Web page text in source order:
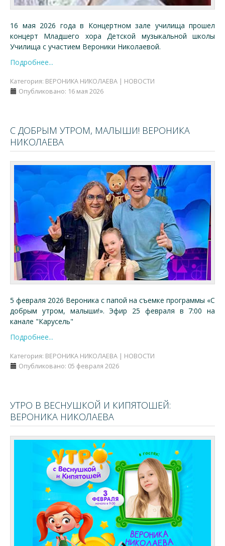
16 мая 2026 года в Концертном зале училища прошел
концерт Младшего хора Детской музыкальной школы
Училища с участием Вероники Николаевой.
Подробнее...
Категория: ВЕРОНИКА НИКОЛАЕВА | НОВОСТИ
Опубликовано: 16 мая 2026
С ДОБРЫМ УТРОМ, МАЛЫШИ! ВЕРОНИКА
НИКОЛАЕВА
5 февраля 2026 Вероника с папой на съемке программы «С
добрым утром, малыши!». Эфир 25 февраля в 7:00 на
канале "Карусель"
Подробнее...
Категория: ВЕРОНИКА НИКОЛАЕВА | НОВОСТИ
Опубликовано: 05 февраля 2026
УТРО В ВЕСНУШКОЙ И КИПЯТОШЕЙ:
ВЕРОНИКА НИКОЛАЕВА